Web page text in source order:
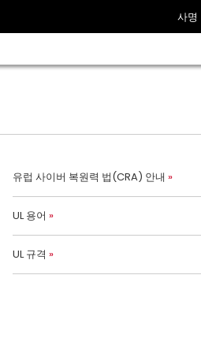
사명
유럽 사이버 복원력 법(CRA) 안내
UL 용어
UL 규격